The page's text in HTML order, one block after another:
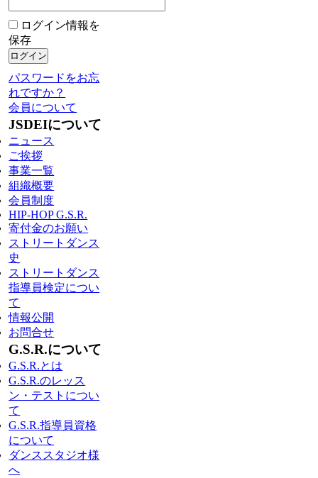
ログイン情報を
保存
パスワードをお忘
れですか？
会員について
JSDEIについて
ニュース
ご挨拶
事業一覧
組織概要
会員制度
HIP-HOP G.S.R.
寄付金のお願い
ストリートダンス
史
ストリートダンス
指導員検定につい
て
情報公開
お問合せ
G.S.R.について
G.S.R.とは
G.S.R.のレッス
ン・テストについ
て
G.S.R.指導員資格
について
ダンススタジオ様
へ